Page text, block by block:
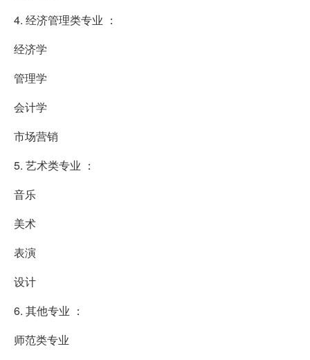
4. 经济管理类专业 ：
经济学
管理学
会计学
市场营销
5. 艺术类专业 ：
音乐
美术
表演
设计
6. 其他专业 ：
师范类专业